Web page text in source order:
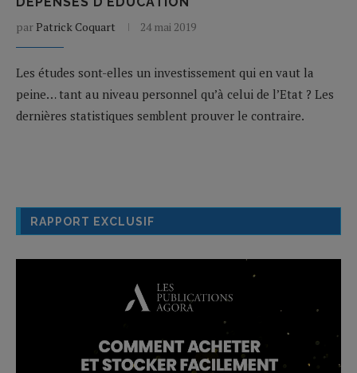
par Patrick Coquart 24 mai 2019
Les études sont-elles un investissement qui en vaut la
peine… tant au niveau personnel qu’à celui de l’Etat ? Les
dernières statistiques semblent prouver le contraire.
RAPPORT EXCLUSIF